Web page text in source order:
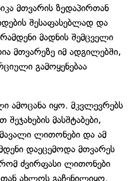
მთვარის ზედაპირთან
შესაფასებლად და
მადნის შემცველი
მთვარეზე იმ ადგილებში,
გამოყენებაა
ამოცანა იყო. მკვლევრებს
შეჯახების მასშტაბები,
ლითონები და ამ
დაეცემოდა მთვარეს
ძვირფასი ლითონები
ახლოს გაჩენილიყო.